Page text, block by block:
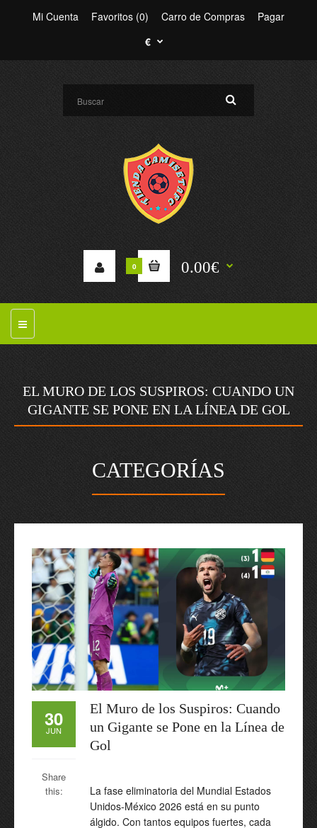
Mi Cuenta Favoritos (0) Carro de Compras
Pagar
€
0 0.00€
EL MURO DE LOS SUSPIROS: CUANDO UN
GIGANTE SE PONE EN LA LÍNEA DE GOL
CATEGORÍAS
30
JUN
Share
this:
El Muro de los Suspiros: Cuando
un Gigante se Pone en la Línea de
Gol
La fase eliminatoria del Mundial Estados
Unidos-México 2026 está en su punto
álgido. Con tantos equipos fuertes, cada